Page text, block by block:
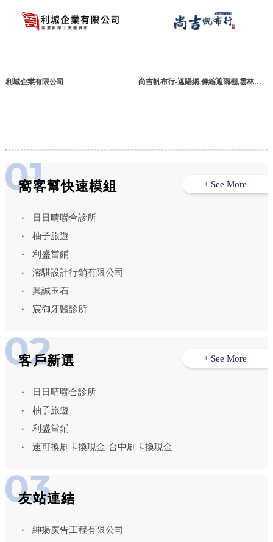
利城企業有限公司
尚吉帆布行-遮陽網,伸縮遮雨棚,雲林遮
窩客幫快速模組
日日晴聯合診所
柚子旅遊
利盛當鋪
濬騏設計行銷有限公司
興誠玉石
宸御牙醫診所
+ See More
客戶新選
日日晴聯合診所
柚子旅遊
利盛當鋪
速可換刷卡換現金-台中刷卡換現金
+ See More
友站連結
紳揚廣告工程有限公司